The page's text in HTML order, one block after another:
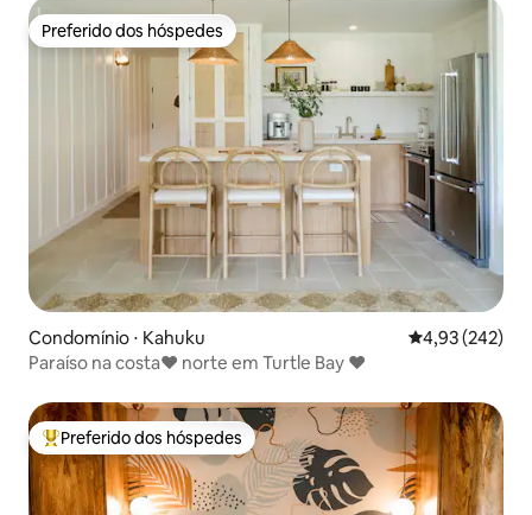
Preferido dos hóspedes
Preferido dos hóspedes
Condomínio ⋅ Kahuku 4,93 de uma
4,93 (242)
Paraíso na costa♥ norte em Turtle Bay ♥
Entre os melhores preferidos dos hóspedes
Preferido dos hóspedes